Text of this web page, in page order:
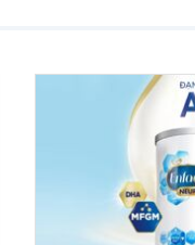
thể gì, hãy cùng
hiểu ngay trong bài